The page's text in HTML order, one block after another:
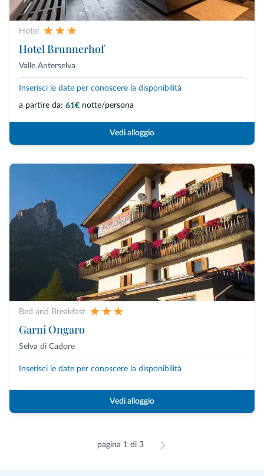
Hotel
Hotel Brunnerhof
Valle Anterselva
Inserisci le date per conoscere la disponibilità
a partire da: 61€ notte/persona
Vedi alloggio
Bed and Breakfast
Garni Ongaro
Selva di Cadore
Inserisci le date per conoscere la disponibilità
Vedi alloggio
pagina 1 di 3